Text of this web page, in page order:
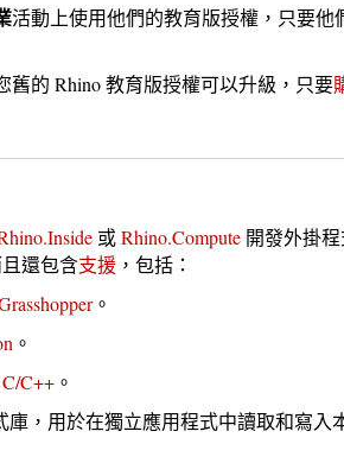
活動上使用他們的教育版授權，只要他
舊的 Rhino 教育版授權可以升級，只要
或Rhino.Compute 開發外掛
還包含支援 ，包括：
。
。
C/C++ 。
庫，用於在獨立應用程式中讀取和寫入